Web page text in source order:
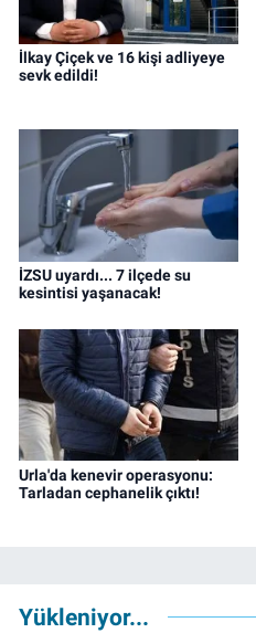
İlkay Çiçek ve 16 kişi adliyeye
sevk edildi!
İZSU uyardı... 7 ilçede su
kesintisi yaşanacak!
Urla'da kenevir operasyonu:
Tarladan cephanelik çıktı!
Yükleniyor...